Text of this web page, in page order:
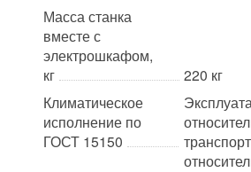
Масса станка
вместе с
электрошкафом,
кг
220 кг
Климатическое
исполнение по
ГОСТ 15150